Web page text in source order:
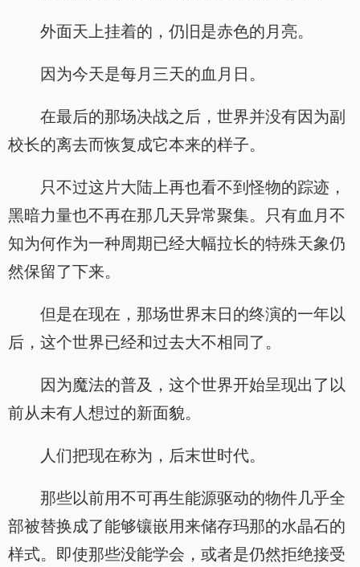
外面天上挂着的，仍旧是赤色的月亮。
因为今天是每月三天的血月日。
在最后的那场决战之后，世界并没有因为副
校长的离去而恢复成它本来的样子。
只不过这片大陆上再也看不到怪物的踪迹，
黑暗力量也不再在那几天异常聚集。只有血月不
知为何作为一种周期已经大幅拉长的特殊天象仍
然保留了下来。
但是在现在，那场世界末日的终演的一年以
后，这个世界已经和过去大不相同了。
因为魔法的普及，这个世界开始呈现出了以
前从未有人想过的新面貌。
人们把现在称为，后末世时代。
那些以前用不可再生能源驱动的物件几乎全
部被替换成了能够镶嵌用来储存玛那的水晶石的
样式。即使那些没能学会，或者是仍然拒绝接受